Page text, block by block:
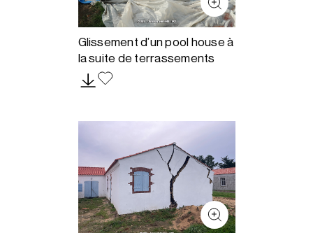
Glissement d’un pool house à
la suite de terrassements